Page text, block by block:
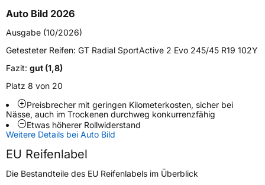
VerwendungSommerreifen
ModellnameSportActive 2 EVO
Fahrzeugart PKW & SUV
Weitere Eigenschaften
SchlauchtypTL
ZustandNeureifen
VerstärktXL
Auto Bild 2026
Ausgabe (10/2026)
Getesteter Reifen: GT Radial SportActive 2 Evo 245/45 R19 102Y
Fazit: gut (1,8)
Platz 8 von 20
Preisbrecher mit geringen Kilometerkosten, sicher bei
Nässe, auch im Trockenen durchweg konkurrenzfähig
Etwas höherer Rollwiderstand
Weitere Details bei Auto Bild
EU Reifenlabel
Die Bestandteile des EU Reifenlabels im Überblick